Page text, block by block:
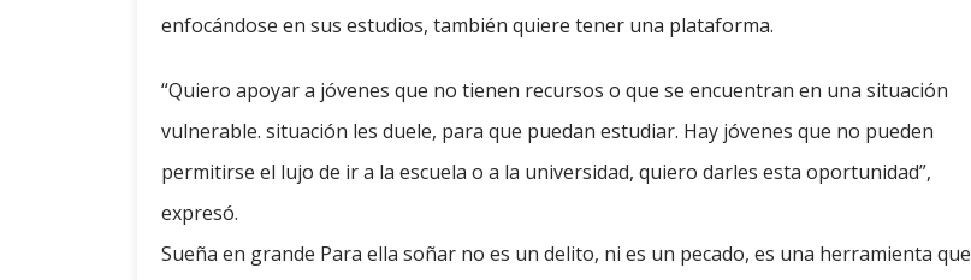
enfocándose en sus estudios, también quiere tener una plataforma.
“Quiero apoyar a jóvenes que no tienen recursos o que se encuentran en una situación
vulnerable. situación les duele, para que puedan estudiar. Hay jóvenes que no pueden
permitirse el lujo de ir a la escuela o a la universidad, quiero darles esta oportunidad”,
expresó.
Sueña en grande Para ella soñar no es un delito, ni es un pecado, es una herramienta que